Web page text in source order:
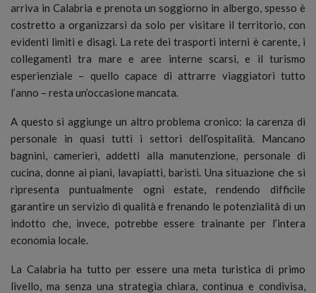
arriva in Calabria e prenota un soggiorno in albergo, spesso è
costretto a organizzarsi da solo per visitare il territorio, con
evidenti limiti e disagi. La rete dei trasporti interni è carente, i
collegamenti tra mare e aree interne scarsi, e il turismo
esperienziale – quello capace di attrarre viaggiatori tutto
l’anno – resta un’occasione mancata.
A questo si aggiunge un altro problema cronico: la carenza di
personale in quasi tutti i settori dell’ospitalità. Mancano
bagnini, camerieri, addetti alla manutenzione, personale di
cucina, donne ai piani, lavapiatti, baristi. Una situazione che si
ripresenta puntualmente ogni estate, rendendo difficile
garantire un servizio di qualità e frenando le potenzialità di un
indotto che, invece, potrebbe essere trainante per l’intera
economia locale.
La Calabria ha tutto per essere una meta turistica di primo
livello, ma senza una strategia chiara, continua e condivisa,